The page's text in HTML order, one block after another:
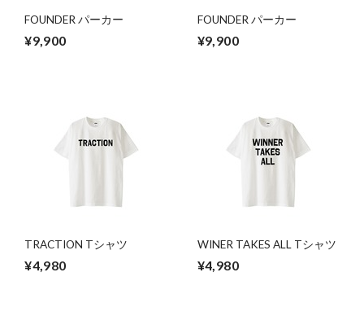
FOUNDER パーカー
¥9,900
FOUNDER パーカー
¥9,900
TRACTION Tシャツ
¥4,980
WINER TAKES ALL Tシャツ
¥4,980